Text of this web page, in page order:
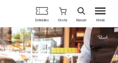
Menú
Entradas Cesta Buscar